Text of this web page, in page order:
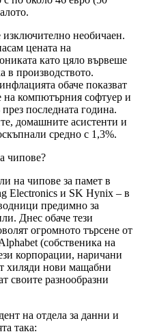
необичаен.
цената на
като цяло вървеше
в производството.
обаче показват
на компютърния софтуер и
последната година.
домашните асистенти и
средно с 1,3%.
чипове?
на чипове за памет в
Electronics и SK Hynix – в
предимно за
Днес обаче тези
огромното търсене от
(собственика на
корпорации, наричани
хиляди нови мащабни
своите разнообразни
на отдела за данни и
така: